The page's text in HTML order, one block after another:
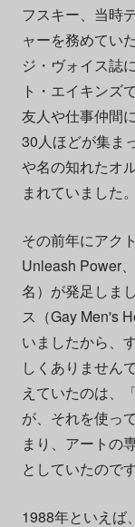
フスキー、当時
ャーを務めてい
ジ・ヴォイス誌
ト・エイキンズ
友人や仕事仲間
30人ほどが集ま
や名の知れたオ
まれていました。
その前年にアク
Unleash Power
名）が発足しま
ス（Gay Men's
いましたから、
しくありません
えていたのは、
が、それを使っ
まり、アートの
としていたのです
1988年といえば